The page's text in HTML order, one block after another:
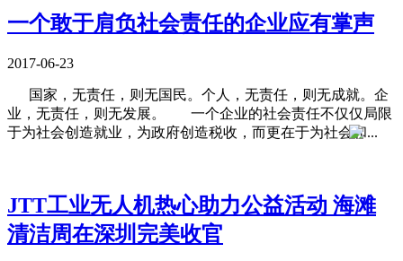
一个敢于肩负社会责任的企业应有掌声
2017-06-23
国家，无责任，则无国民。个人，无责任，则无成就。企
业，无责任，则无发展。 一个企业的社会责任不仅仅局限
于为社会创造就业，为政府创造税收，而更在于为社会和...
JTT工业无人机热心助力公益活动 海滩
清洁周在深圳完美收官